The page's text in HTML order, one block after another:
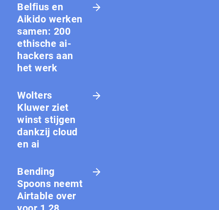
Belfius en
Aikido werken
samen: 200
ethische ai-
hackers aan
het werk
Wolters
Kluwer ziet
winst stijgen
dankzij cloud
en ai
Bending
Spoons neemt
Airtable over